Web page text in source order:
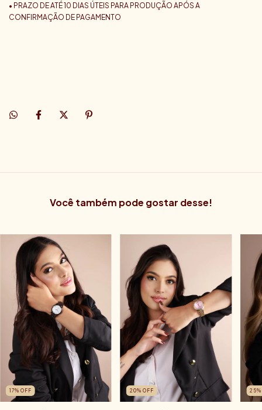
• PRAZO DE ATÉ 10 DIAS ÚTEIS PARA PRODUÇÃO APÓS A
CONFIRMAÇÃO DE PAGAMENTO
Você também pode gostar desse!
17% OFF 20% OFF 25